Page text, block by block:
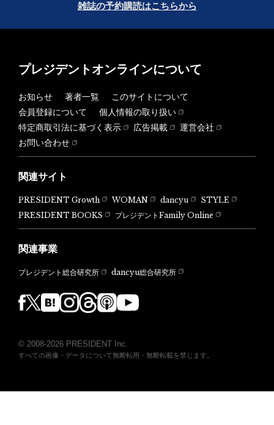
雑誌の予約購読はこちらから
プレジデントオンラインについて
お知らせ 著者一覧
このサイトについて
会員登録について
個人情報の取り扱い
特定商取引法に基づく表示
広告掲載
運営会社
お問い合わせ
関連サイト
PRESIDENT Growth WOMAN dancyu
STYLE
PRESIDENT BOOKS
プレジデントFamily Online
関連事業
プレジデント総合研究所 dancyu総合研究所
© 2008-2026 PRESIDENT Inc.
すべての画像・データについて無断転用・無断転載を禁じます。